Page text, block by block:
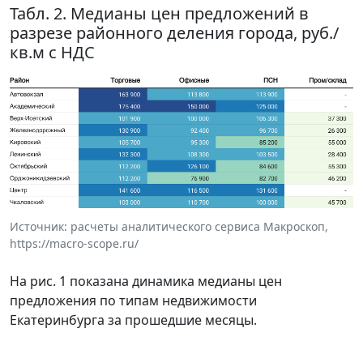
Табл. 2. Медианы цен предложений в
разрезе районного деления города, руб./
кв.м с НДС
Источник: расчеты аналитического сервиса Макроскоп,
https://macro-scope.ru/
На рис. 1 показана динамика медианы цен
предложения по типам недвижимости
Екатеринбурга за прошедшие месяцы.